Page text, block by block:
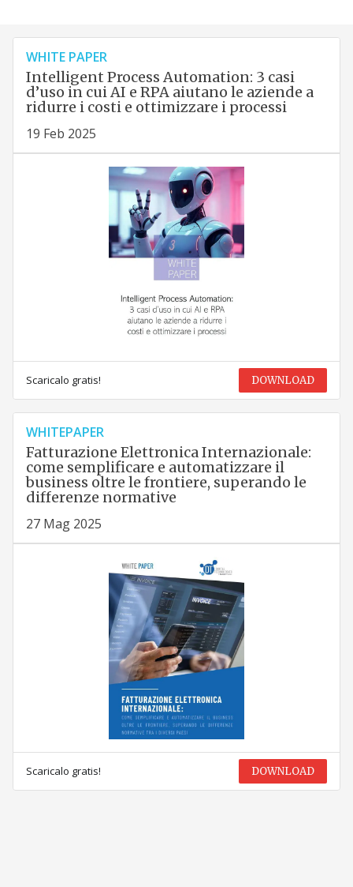
WHITE PAPER
Intelligent Process Automation: 3 casi
d’uso in cui AI e RPA aiutano le aziende a
ridurre i costi e ottimizzare i processi
19 Feb 2025
Scaricalo gratis! DOWNLOAD
WHITEPAPER
Fatturazione Elettronica Internazionale:
come semplificare e automatizzare il
business oltre le frontiere, superando le
differenze normative
27 Mag 2025
Scaricalo gratis! DOWNLOAD